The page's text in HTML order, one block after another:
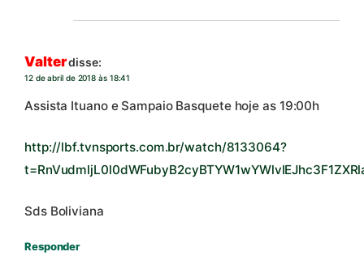
Valterdisse:
12 de abril de 2018 às 18:41
Assista Ituano e Sampaio Basquete hoje as 19:00h
http://lbf.tvnsports.com.br/watch/8133064?
Sds Boliviana
Responder